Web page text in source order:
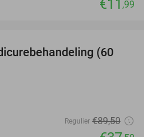
€11 ,99
58%
(60
Regulier €89,50